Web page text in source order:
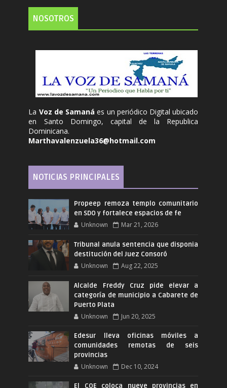
NOSOTROS
La Voz de Samanáes un periódico Digital ubicado
en Santo Domingo, capital de la Republica
Dominicana.
Marthavalenzuela36@hotmail.com
NOTICIAS PRINCIPALES
Propeep remoza templo comunitario
en SDO y fortalece espacios de fe
Unknown Mar 21, 2026
Tribunal anula sentencia que disponia
destitución del Juez Consoró
Unknown Aug 22, 2025
Alcalde Freddy Cruz pide elevar a
categoría de municipio a Cabarete de
Puerto Plata
Unknown Jun 20, 2025
Edesur lleva oficinas móviles a
comunidades remotas de seis
provincias
Unknown Dec 10, 2024
El COE coloca nueve provincias en